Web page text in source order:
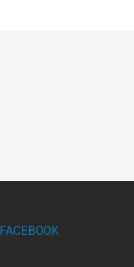
FACEBOOK